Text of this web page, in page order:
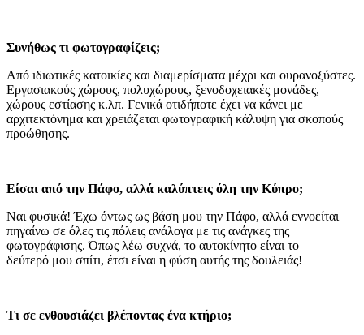
Συνήθως τι φωτογραφίζεις;
Από ιδιωτικές κατοικίες και διαμερίσματα μέχρι και ουρανοξύστες.
Εργασιακούς χώρους, πολυχώρους, ξενοδοχειακές μονάδες,
χώρους εστίασης κ.λπ. Γενικά οτιδήποτε έχει να κάνει με
αρχιτεκτόνημα και χρειάζεται φωτογραφική κάλυψη για σκοπούς
προώθησης.
Είσαι από την Πάφο, αλλά καλύπτεις όλη την Κύπρο;
Ναι φυσικά! Έχω όντως ως βάση μου την Πάφο, αλλά εννοείται
πηγαίνω σε όλες τις πόλεις ανάλογα με τις ανάγκες της
φωτογράφισης. Όπως λέω συχνά, το αυτοκίνητο είναι το
δεύτερό μου σπίτι, έτσι είναι η φύση αυτής της δουλειάς!
Τι σε ενθουσιάζει βλέποντας ένα κτήριο;